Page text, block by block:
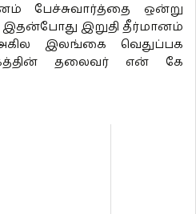
பேச்சுவார்த்தை ஒன்று
இறுதி தீர்மானம்
இலங்கை வெதுப்பக
தலைவர் என் கே